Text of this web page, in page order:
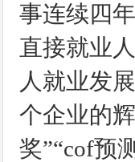
事连续四
直接就业
人就业发
个企业的
奖”“cof预